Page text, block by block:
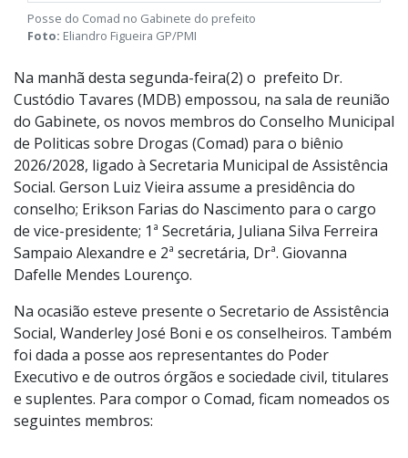
Posse do Comad no Gabinete do prefeito
Foto:Eliandro Figueira GP/PMI
Na manhã desta segunda-feira(2) o prefeito Dr.
Custódio Tavares (MDB) empossou, na sala de reunião
do Gabinete, os novos membros do Conselho Municipal
de Politicas sobre Drogas (Comad) para o biênio
2026/2028, ligado à Secretaria Municipal de Assistência
Social. Gerson Luiz Vieira assume a presidência do
de vice-presidente; 1ª Secretária, Juliana Silva Ferreira
Sampaio Alexandre e 2ª secretária, Drª. Giovanna
Dafelle Mendes Lourenço.
Na ocasião esteve presente o Secretario de Assistência
Social, Wanderley José Boni e os conselheiros. Também